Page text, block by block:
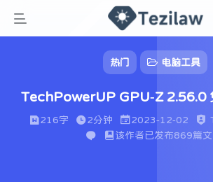
热门 电脑工具
TechPowerUP GPU-Z 2.56.0
216字 2分钟 2023-12-02
该作者已发布869篇